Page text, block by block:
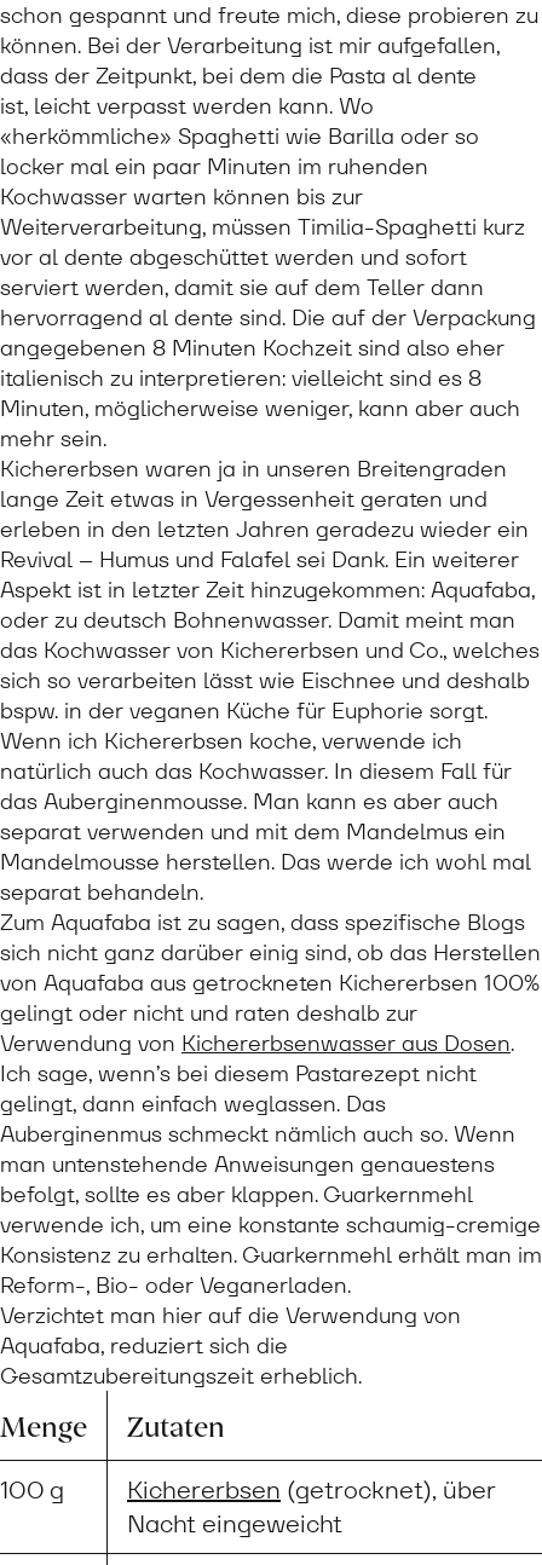
schon gespannt und freute mich, diese probieren zu
können. Bei der Verarbeitung ist mir aufgefallen,
dass der Zeitpunkt, bei dem die Pasta al dente
ist, leicht verpasst werden kann. Wo
«herkömmliche» Spaghetti wie Barilla oder so
locker mal ein paar Minuten im ruhenden
Kochwasser warten können bis zur
Weiterverarbeitung, müssen Timilia-Spaghetti kurz
vor al dente abgeschüttet werden und sofort
serviert werden, damit sie auf dem Teller dann
hervorragend al dente sind. Die auf der Verpackung
angegebenen 8 Minuten Kochzeit sind also eher
italienisch zu interpretieren: vielleicht sind es 8
Minuten, möglicherweise weniger, kann aber auch
mehr sein.
Kichererbsen waren ja in unseren Breitengraden
lange Zeit etwas in Vergessenheit geraten und
erleben in den letzten Jahren geradezu wieder ein
Revival – Humus und Falafel sei Dank. Ein weiterer
Aspekt ist in letzter Zeit hinzugekommen: Aquafaba,
oder zu deutsch Bohnenwasser. Damit meint man
das Kochwasser von Kichererbsen und Co., welches
sich so verarbeiten lässt wie Eischnee und deshalb
bspw. in der veganen Küche für Euphorie sorgt.
Wenn ich Kichererbsen koche, verwende ich
natürlich auch das Kochwasser. In diesem Fall für
das Auberginenmousse. Man kann es aber auch
separat verwenden und mit dem Mandelmus ein
Mandelmousse herstellen. Das werde ich wohl mal
separat behandeln.
Zum Aquafaba ist zu sagen, dass spezifische Blogs
sich nicht ganz darüber einig sind, ob das Herstellen
von Aquafaba aus getrockneten Kichererbsen 100%
gelingt oder nicht und raten deshalb zur
Verwendung von Kichererbsenwasser aus Dosen.
Ich sage, wenn’s bei diesem Pastarezept nicht
gelingt, dann einfach weglassen. Das
Auberginenmus schmeckt nämlich auch so. Wenn
man untenstehende Anweisungen genauestens
befolgt, sollte es aber klappen. Guarkernmehl
verwende ich, um eine konstante schaumig-cremige
Konsistenz zu erhalten. Guarkernmehl erhält man im
Reform-, Bio- oder Veganerladen.
Verzichtet man hier auf die Verwendung von
Aquafaba, reduziert sich die
Gesamtzubereitungszeit erheblich.
Menge Zutaten
100 g Kichererbsen (getrocknet), über
Nacht eingeweicht